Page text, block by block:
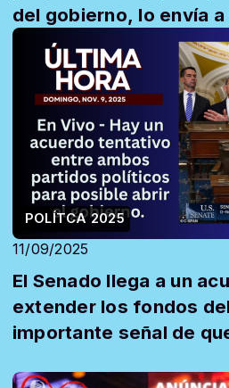
del gobierno, lo envía a
Represe...
POLÍTCA 2025
11/09/2025
El Senado llega a un
extender los fondos
importante señal de